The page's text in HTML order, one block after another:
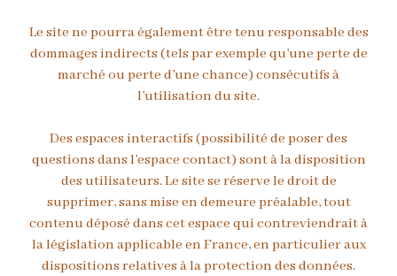
Le site ne pourra également être tenu responsable des
dommages indirects (tels par exemple qu’une perte de
marché ou perte d’une chance) consécutifs à
l’utilisation du site.
Des espaces interactifs (possibilité de poser des
questions dans l’espace contact) sont à la disposition
des utilisateurs. Le site se réserve le droit de
supprimer, sans mise en demeure préalable, tout
contenu déposé dans cet espace qui contreviendrait à
la législation applicable en France, en particulier aux
dispositions relatives à la protection des données.